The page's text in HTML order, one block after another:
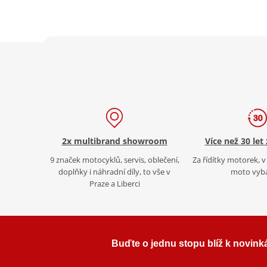
2x multibrand showroom
9 značek motocyklů, servis, oblečení,
doplňky i náhradní díly, to vše v
Praze a Liberci
Více než 30
Za řídítky motorek,
moto
Buďte o jednu stopu blíž k